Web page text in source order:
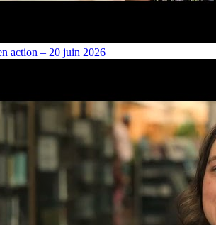
action – 20 juin 2026